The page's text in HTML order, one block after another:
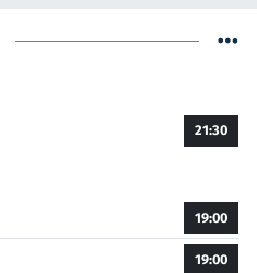
21:30
19:00
19:00